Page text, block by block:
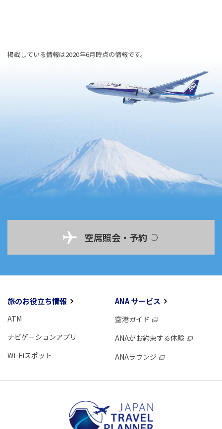
掲載している情報は2020年6月時点の情報です。
空席照会・予約
旅のお役立ち情報
ATM
ナビゲーションアプリ
Wi-Fiスポット
ANA サービス
空港ガイド
ANAがお約束する体験
ANAラウンジ